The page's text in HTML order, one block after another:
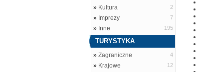
» Kultura 2
» Imprezy 7
» Inne 195
TURYSTYKA
» Zagraniczne 4
» Krajowe 12